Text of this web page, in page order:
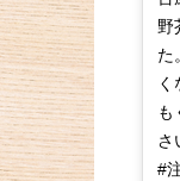
野
た
も
さ
#